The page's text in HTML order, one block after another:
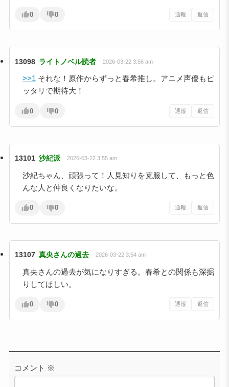
0 0 通報 返信
13098 ライトノベル読者 2026-03-22 3:56 am
>>1 それな！原作からずっと春希推し。アニメ声優もピ
ッタリで期待大！
0 0 通報 返信
13101 沙紀派 2026-03-22 3:55 am
沙紀ちゃん、頑張って！人見知りを克服して、もっと色
んな人と仲良くなりたいな。
0 0 通報 返信
13107 真央さんの過去 2026-03-22 3:54 am
真央さんの過去が気になりすぎる。春希との関係も深掘
りしてほしい。
0 0 通報 返信
コメント ※